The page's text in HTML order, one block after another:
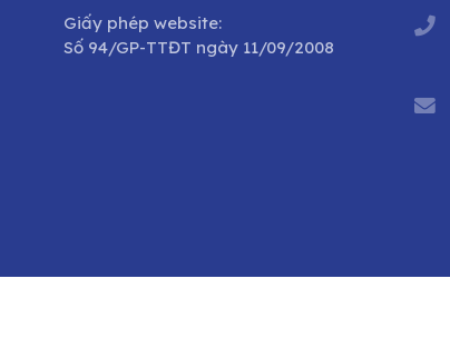
Giấy phép website:
Số 94/GP-TTĐT ngày 11/09/2008